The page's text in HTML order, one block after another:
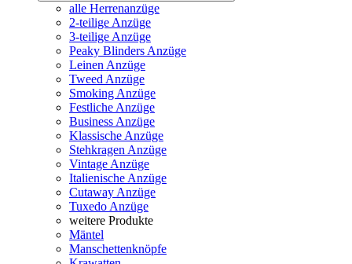
alle Herrenanzüge
2-teilige Anzüge
3-teilige Anzüge
Peaky Blinders Anzüge
Leinen Anzüge
Tweed Anzüge
Smoking Anzüge
Festliche Anzüge
Business Anzüge
Klassische Anzüge
Stehkragen Anzüge
Vintage Anzüge
Italienische Anzüge
Cutaway Anzüge
Tuxedo Anzüge
weitere Produkte
Mäntel
Manschettenknöpfe